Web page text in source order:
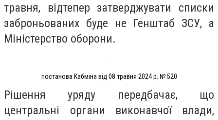
травня, відтепер затверджувати списки
заброньованих буде не Генштаб ЗСУ, а
Міністерство оборони.
постанова Кабміна від 08 травня 2024 р. № 520
Рішення уряду передбачає, що
центральні органи виконавчої влади,